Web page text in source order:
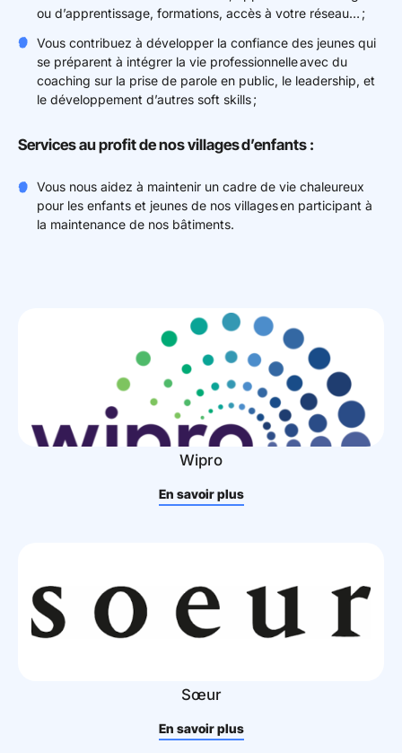
ou d’apprentissage, formations, accès à votre réseau… ;
Vous contribuez à développer la confiance des jeunes qui
se préparent à intégrer la vie professionnelle avec du
coaching sur la prise de parole en public, le leadership, et
le développement d’autres soft skills ;
Services au profit de nos villages d’enfants :
Vous nous aidez à maintenir un cadre de vie chaleureux
pour les enfants et jeunes de nos villages en participant à
la maintenance de nos bâtiments.
Wipro
En savoir plus
Sœur
En savoir plus